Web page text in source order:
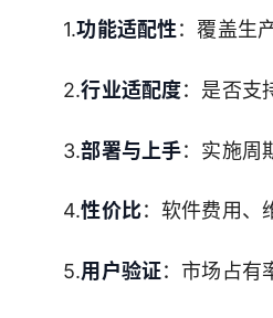
1.功能适配性：覆盖生
2.行业适配度：是否支
3.部署与上手：实施周
4.性价比：软件费用、
5.用户验证：市场占有